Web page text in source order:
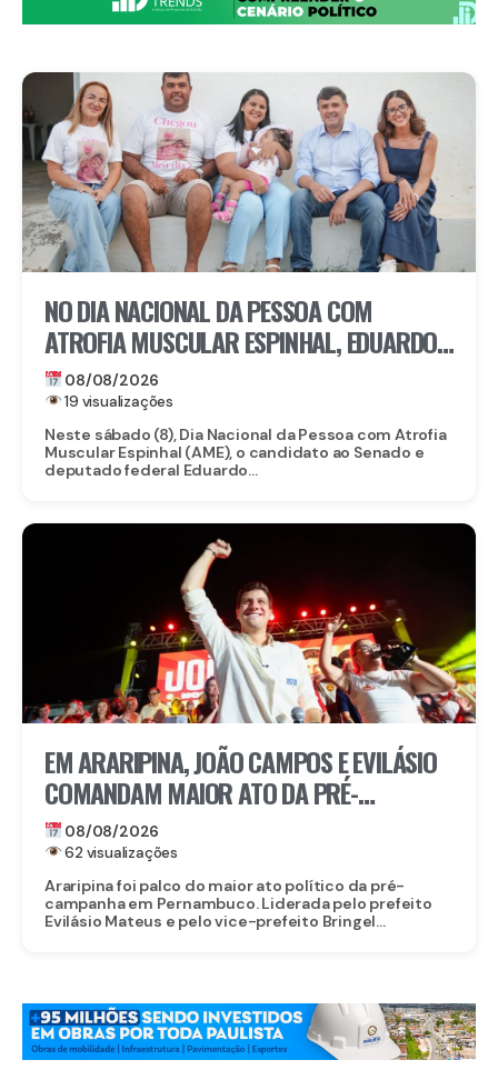
NO DIA NACIONAL DA PESSOA COM
ATROFIA MUSCULAR ESPINHAL, EDUARDO
DA FONTE DESTACA ACESSO A
MEDICAMENTO DE MAIS DE R$ 6 MILHÕES
08/08/2026
19 visualizações
Neste sábado (8), Dia Nacional da Pessoa com Atrofia
Muscular Espinhal (AME), o candidato ao Senado e
deputado federal Eduardo...
EM ARARIPINA, JOÃO CAMPOS E EVILÁSIO
COMANDAM MAIOR ATO DA PRÉ-
CAMPANHA NO SERTÃO
08/08/2026
62 visualizações
Araripina foi palco do maior ato político da pré-
campanha em Pernambuco. Liderada pelo prefeito
Evilásio Mateus e pelo vice-prefeito Bringel...